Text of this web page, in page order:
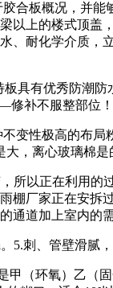
板概况，并能
上的楼式顶
耐化学介质
有优秀防潮防
补不服整部位！
性极高的布局
，离心玻璃棉是
以正在利用的
厂家正在安
通道加上室内的需
刺、管壁滑腻，
环氧）乙（